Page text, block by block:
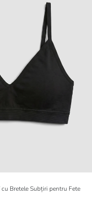
Bretele Subțiri pentru Fete